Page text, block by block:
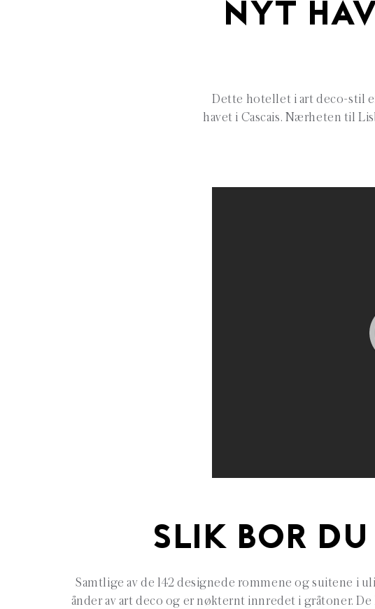
NYT
Dette hotellet i art deco-stil
havet i Cascais. Nærheten til
SLIK BOR DU
Samtlige av de 142 designede rommene og suitene i
ånder av art deco og er nøkternt innredet i gråtoner. De